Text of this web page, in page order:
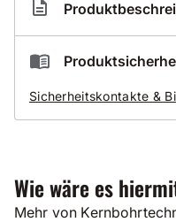
Artikelnummer
Nassbohrsegmentring
normal armiert
Alle unsere
Sicherheitskontakte &
Wie wäre es
Mehr von